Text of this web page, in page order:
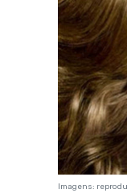
Imagens: